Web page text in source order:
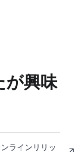
が興味
ラインリリッ